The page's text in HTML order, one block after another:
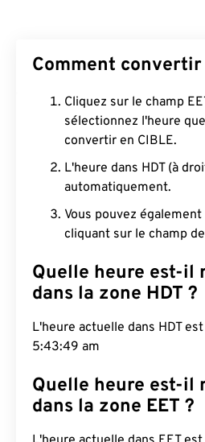
Comment convertir
Cliquez sur le champ
sélectionnez l'heure
convertir en CIBLE.
L'heure dans HDT (à
automatiquement.
Vous pouvez
cliquant sur le champ
Quelle heure est-il
dans la zone HDT ?
L'heure actuelle dans HDT
5:43:50 am
Quelle heure est-il
dans la zone EET ?